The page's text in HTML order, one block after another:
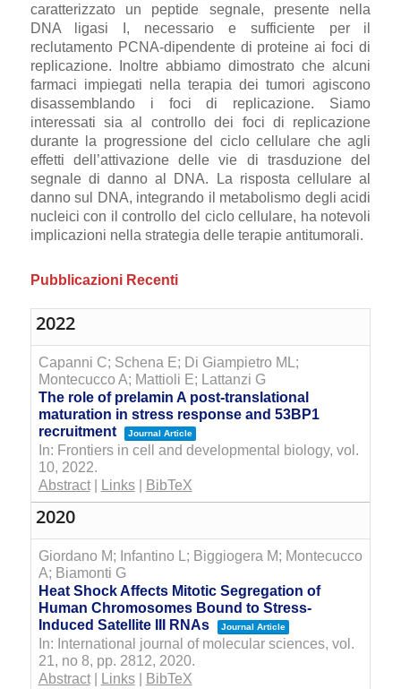
caratterizzato un peptide segnale, presente nella
DNA ligasi I, necessario e sufficiente per il
reclutamento PCNA-dipendente di proteine ai foci di
replicazione. Inoltre abbiamo dimostrato che alcuni
farmaci impiegati nella terapia dei tumori agiscono
disassemblando i foci di replicazione. Siamo
interessati sia al controllo dei foci di replicazione
durante la progressione del ciclo cellulare che agli
effetti dell’attivazione delle vie di trasduzione del
segnale di danno al DNA. La risposta cellulare al
danno sul DNA, integrando il metabolismo degli acidi
nucleici con il controllo del ciclo cellulare, ha notevoli
implicazioni nella strategia delle terapie antitumorali.
Pubblicazioni Recenti
2022
Capanni C; Schena E; Di Giampietro ML;
Montecucco A; Mattioli E; Lattanzi G
The role of prelamin A post-translational
maturation in stress response and 53BP1
recruitment
Journal Article
In: Frontiers in cell and developmental biology, vol.
10, 2022.
Abstract| Links| BibTeX
2020
Giordano M; Infantino L; Biggiogera M; Montecucco
A; Biamonti G
Heat Shock Affects Mitotic Segregation of
Human Chromosomes Bound to Stress-
Induced Satellite III RNAs
Journal Article
In: International journal of molecular sciences, vol.
21, no 8, pp. 2812, 2020.
Abstract| Links| BibTeX